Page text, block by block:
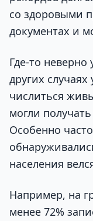
со здоровыми
документах и
Где-то
других
числиться
могли
Особенно
населения
Например, на
менее 72%